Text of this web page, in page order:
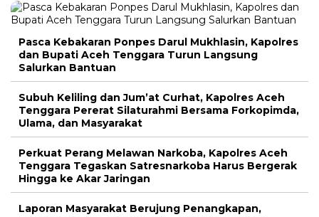
Pasca Kebakaran Ponpes Darul Mukhlasin, Kapolres
dan Bupati Aceh Tenggara Turun Langsung
Salurkan Bantuan
Subuh Keliling dan Jum’at Curhat, Kapolres Aceh
Tenggara Pererat Silaturahmi Bersama Forkopimda,
Ulama, dan Masyarakat
Perkuat Perang Melawan Narkoba, Kapolres Aceh
Tenggara Tegaskan Satresnarkoba Harus Bergerak
Hingga ke Akar Jaringan
Laporan Masyarakat Berujung Penangkapan,